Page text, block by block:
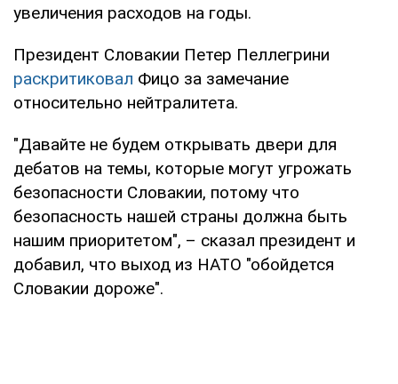
увеличения расходов на годы.
Президент Словакии Петер Пеллегрини
раскритиковал Фицо за замечание
относительно нейтралитета.
"Давайте не будем открывать двери для
дебатов на темы, которые могут угрожать
безопасности Словакии, потому что
безопасность нашей страны должна быть
нашим приоритетом", – сказал президент и
добавил, что выход из НАТО "обойдется
Словакии дороже".